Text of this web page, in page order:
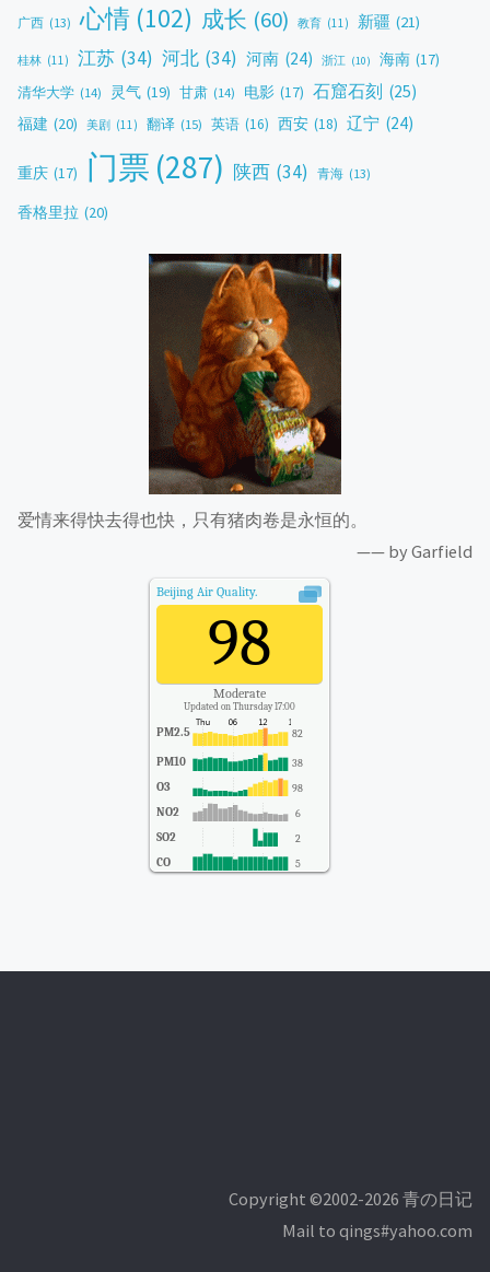
广西 (13) 心情 (102) 成长 (60) 教育 (11) 新疆 (21)
桂林 (11) 江苏 (34) 河北 (34) 河南 (24) 浙江 (10) 海南 (17)
清华大学 (14) 灵气 (19) 甘肃 (14) 电影 (17) 石窟石刻 (25)
福建 (20) 美剧 (11) 翻译 (15) 英语 (16) 西安 (18) 辽宁 (24)
重庆 (17) 门票 (287) 陕西 (34) 青海 (13)
香格里拉 (20)
爱情来得快去得也快，只有猪肉卷是永恒的。
—— by Garfield
Beijing Air Quality.
98
Moderate
Updated on Thursday 17:00
PM2.5 82
PM10 38
O3 98
NO2 6
SO2 2
CO 5
Copyright ©2002-2026 青の日记
Mail to qings#yahoo.com